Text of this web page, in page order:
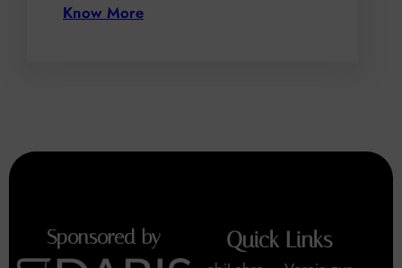
Know More
Sponsored by Quick Links